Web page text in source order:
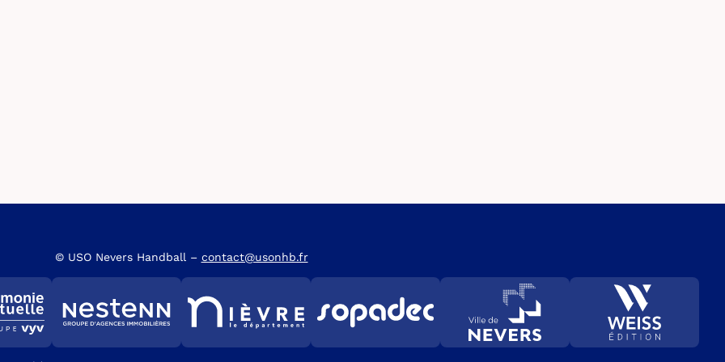
© USO Nevers Handball – contact@usonhb.fr